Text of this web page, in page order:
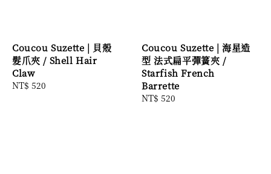
Coucou Suzette | 貝殼
髮爪夾 / Shell Hair
Claw
Regular
NT$ 520
Coucou Suzette | 海星造
型 法式扁平彈簧夾 /
Starfish French
Barrette
Regular
NT$ 520